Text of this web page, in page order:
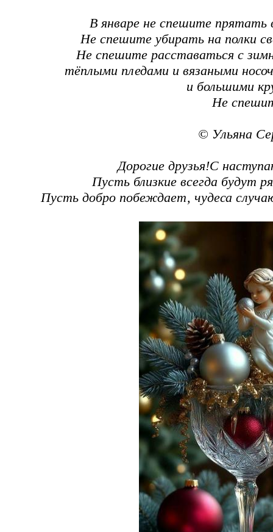
В январе не спешите прятать
Не спешите убирать на полки
Не спешите расставаться с
тёплыми пледами и вязаными
и большими
Не
© Ульяна
Дорогие друзья!С
Пусть близкие всегда будут
Пусть добро побеждает, чудеса